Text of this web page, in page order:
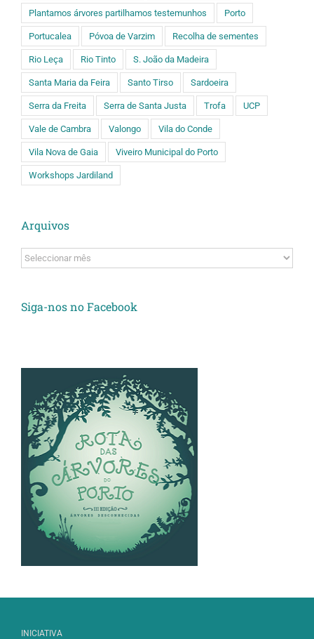
Plantamos árvores partilhamos testemunhos Porto
Portucalea Póvoa de Varzim Recolha de sementes
Rio Leça Rio Tinto S. João da Madeira
Santa Maria da Feira Santo Tirso Sardoeira
Serra da Freita Serra de Santa Justa Trofa UCP
Vale de Cambra Valongo Vila do Conde
Vila Nova de Gaia Viveiro Municipal do Porto
Workshops Jardiland
Arquivos
Arquivos
Siga-nos no Facebook
INICIATIVA